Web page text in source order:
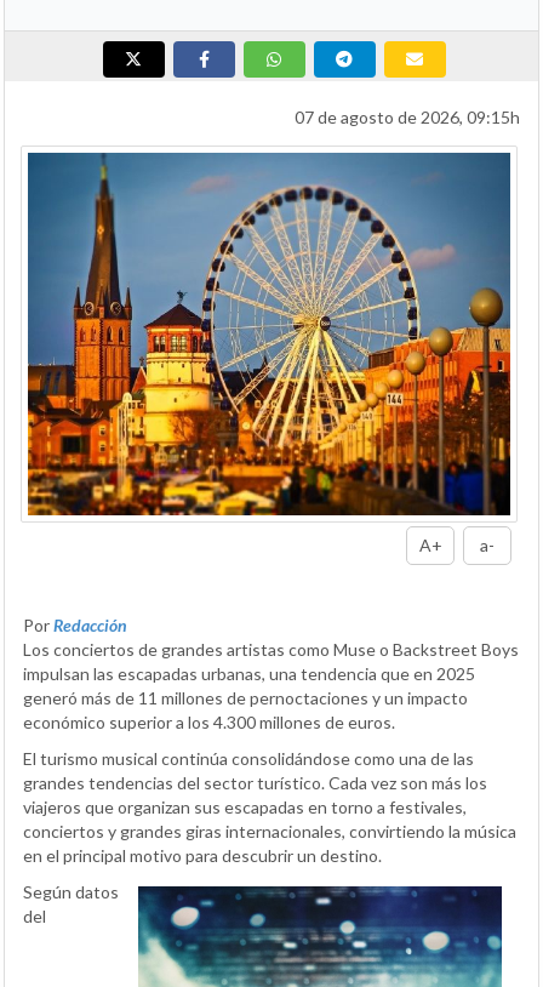
07 de agosto de 2026, 09:15h
A+ a-
PorRedacción
Los conciertos de grandes artistas como Muse o Backstreet Boys
impulsan las escapadas urbanas, una tendencia que en 2025
generó más de 11 millones de pernoctaciones y un impacto
económico superior a los 4.300 millones de euros.
El turismo musical continúa consolidándose como una de las
grandes tendencias del sector turístico. Cada vez son más los
viajeros que organizan sus escapadas en torno a festivales,
conciertos y grandes giras internacionales, convirtiendo la música
en el principal motivo para descubrir un destino.
Según datos
del